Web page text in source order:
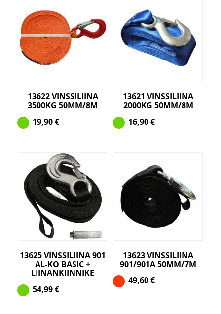
13622 VINSSILIINA
3500KG 50MM/8M
19,90€
13621 VINSSILIINA
2000KG 50MM/8M
16,90€
13625 VINSSILIINA 901
AL-KO BASIC +
LIINANKIINNIKE
54,99€
13623 VINSSILIINA
901/901A 50MM/7M
49,60€